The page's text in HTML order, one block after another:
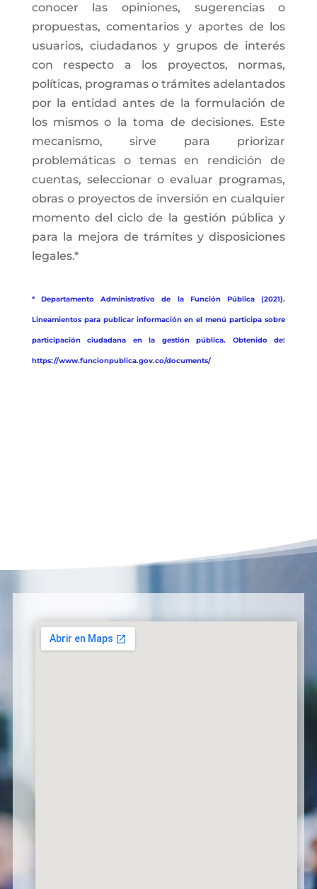
conocer las opiniones, sugerencias o
propuestas, comentarios y aportes de los
usuarios, ciudadanos y grupos de interés
con respecto a los proyectos, normas,
políticas, programas o trámites adelantados
por la entidad antes de la formulación de
los mismos o la toma de decisiones. Este
mecanismo, sirve para priorizar
problemáticas o temas en rendición de
cuentas, seleccionar o evaluar programas,
obras o proyectos de inversión en cualquier
momento del ciclo de la gestión pública y
para la mejora de trámites y disposiciones
legales.*
* Departamento Administrativo de la Función Pública (2021).
Lineamientos para publicar información en el menú participa sobre
participación ciudadana en la gestión pública. Obtenido de:
https://www.funcionpublica.gov.co/documents/